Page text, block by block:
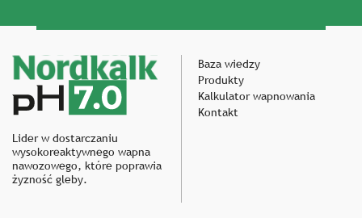
Lider w dostarczaniu
wysokoreaktywnego wapna
nawozowego, które poprawia
żyzność gleby.
Baza wiedzy
Produkty
Kalkulator wapnowania
Kontakt